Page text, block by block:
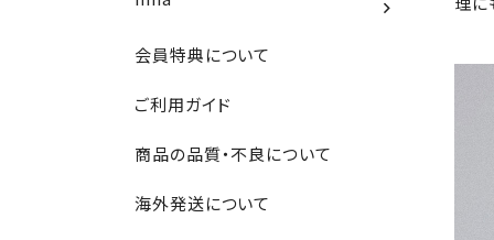
会員特典について
ご利用ガイド
商品の品質・不良について
海外発送について